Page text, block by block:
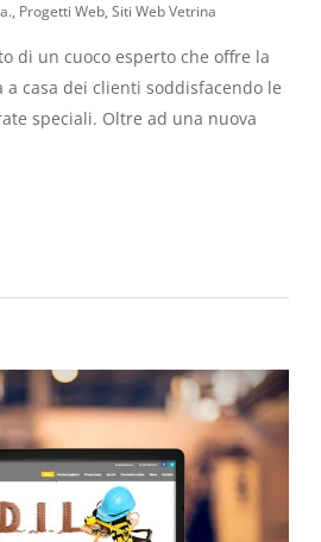
, Progetti Web, Siti Web Vetrina
di un cuoco esperto che offre la
casa dei clienti soddisfacendo le
speciali. Oltre ad una nuova